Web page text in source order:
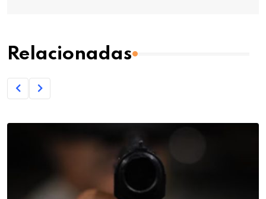
Relacionadas